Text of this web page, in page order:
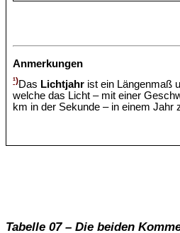
Anmerkungen
¹)Das Lichtjahr ist ein Längenmaß
welche das Licht – mit einer
km in der Sekunde – in einem Jahr
Tabelle 07 – Die beiden